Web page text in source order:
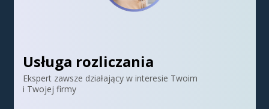
Usługa rozliczania
Ekspert zawsze działający w interesie Twoim
i Twojej firmy